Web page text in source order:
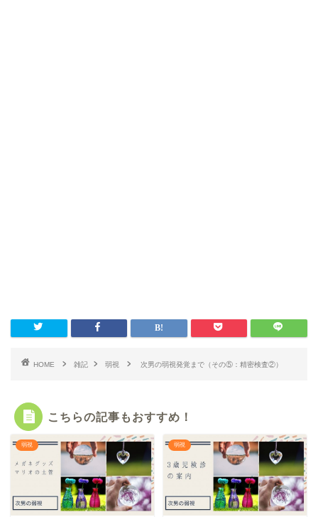
HOME 雑記 弱視 次男の弱視発覚まで（その⑤：精密検査②）
こちらの記事もおすすめ！
弱視 弱視